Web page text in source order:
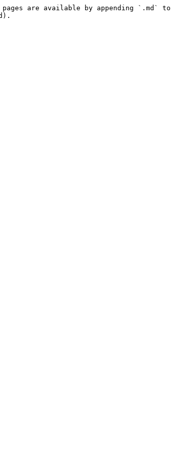
are available by appending `.md` to